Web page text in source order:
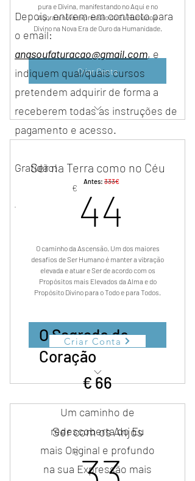
pura e Divina, manifestando no Aqui e no
Agora a nova expressão do Eu Humano e
Divino na Nova Era de Ouro da Humanidade.
Criar Conta
16 aulas em áudio de profunda
conexão.
Ser na Terra como no Céu
€ 44
O caminho da Ascensão. Um dos maiores
desafios de Ser Humano é manter a vibração
elevada e atuar e Ser de acordo com os
Propósitos mais Elevados da Alma e do
Propósito Divino para o Todo e para Todos.
Criar Conta
11 aulas em áudio de profunda
conexão.
Ser com os Anjos
€ 33€
O Sagrado do
Coração
€66
Um caminho de
redescoberta do Eu
mais Original e profundo
na sua Expressão mais
Depois, entrem em contacto para
o email:
anasoufaturacao@gmail.com, e
indiquem qual/quais cursos
pretendem adquirir de forma a
receberem todas as instruções de
pagamento e acesso.
Gratidão!
Criar Conta
Antes: 333€